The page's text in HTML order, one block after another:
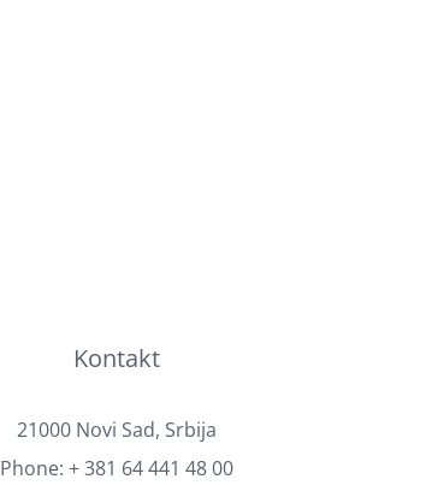
Kontakt
21000 Novi Sad, Srbija
Phone: + 381 64 441 48 00